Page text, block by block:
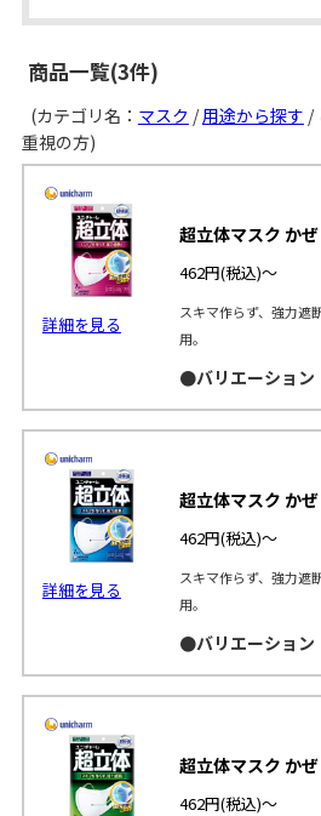
商品一覧(3件)
(カテゴリ名： マスク /用途から探す /
重視の方)
詳細を見る
超立体マスク か
462円(税込)～
スキマ作らず、強力遮
用。
●バリエーション
詳細を見る
超立体マスク か
462円(税込)～
スキマ作らず、強力遮
用。
●バリエーション
超立体マスク か
462円(税込)～